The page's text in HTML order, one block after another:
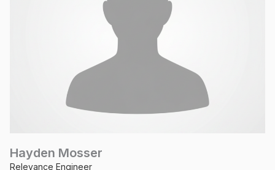
Hayden Mosser
Relevance Engineer